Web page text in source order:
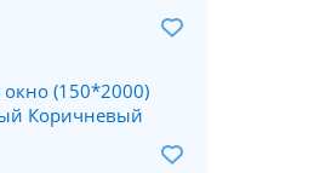
(150*2000)
Коричневый